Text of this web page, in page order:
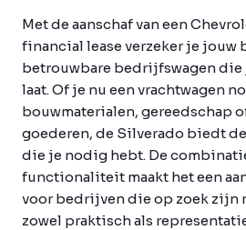
Met de aanschaf van een
financial lease verzeker je jouw
betrouwbare bedrijfswagen die
laat. Of je nu een vrachtwagen
bouwmaterialen, gereedschap
goederen, de Silverado biedt
die je nodig hebt. De
functionaliteit maakt het een
voor bedrijven die op zoek zijn
zowel praktisch als